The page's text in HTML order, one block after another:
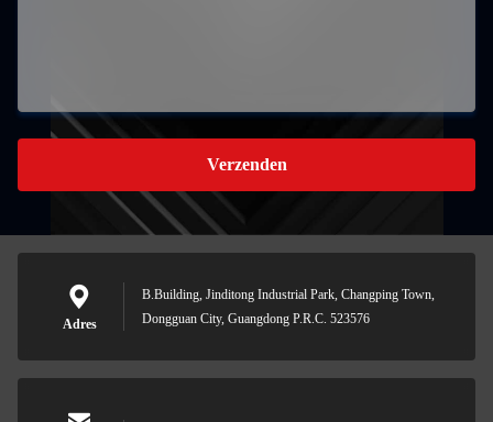
Verzenden
Adres
B.Building, Jinditong Industrial Park, Changping Town,
Dongguan City, Guangdong P.R.C. 523576